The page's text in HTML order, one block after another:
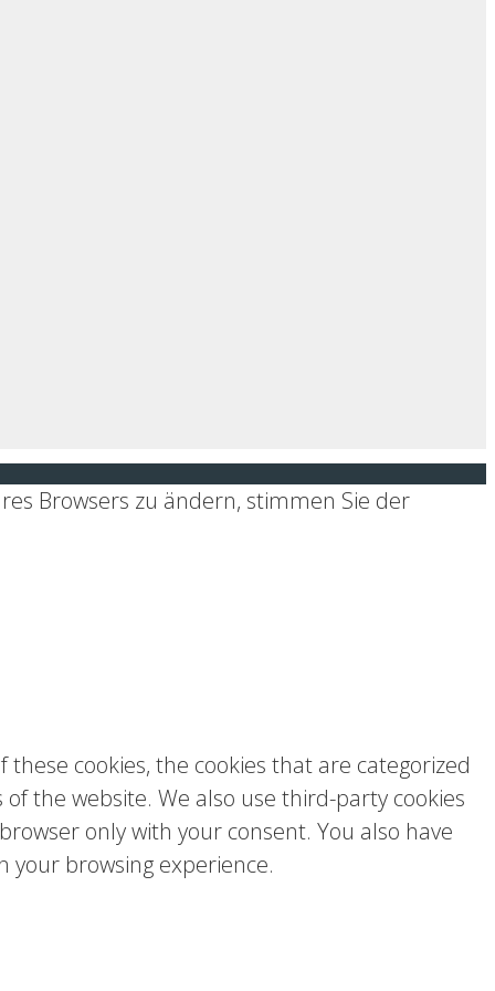
Browsers zu ändern, stimmen Sie der
cookies, the cookies that are categorized
the website. We also use third-party cookies
only with your consent. You also have
your browsing experience.